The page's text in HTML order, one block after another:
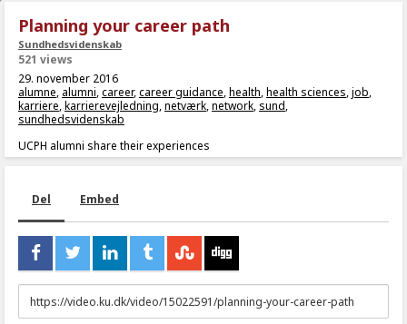
Planning your career path
Sundhedsvidenskab
521 views
29. november 2016
alumne, alumni,career,career guidance,health,health sciences,job,
karriere,karrierevejledning,netværk,network, sund,
sundhedsvidenskab
UCPH alumni share their experiences
Del Embed
URL
to